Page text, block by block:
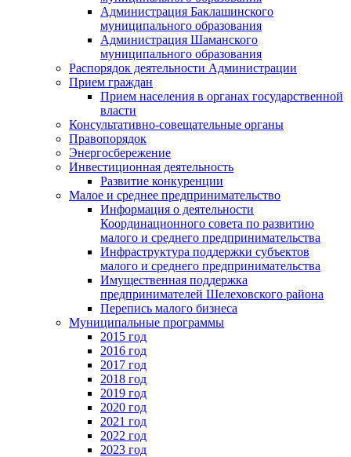
Администрация Баклашинского
муниципального образования
Администрация Шаманского
муниципального образования
Распорядок деятельности Администрации
Прием граждан
Прием населения в органах государственной
власти
Консультативно-совещательные органы
Правопорядок
Энергосбережение
Инвестиционная деятельность
Развитие конкуренции
Малое и среднее предпринимательство
Информация о деятельности
Координационного совета по развитию
малого и среднего предпринимательства
Инфраструктура поддержки субъектов
малого и среднего предпринимательства
Имущественная поддержка
предпринимателей Шелеховского района
Перепись малого бизнеса
Муниципальные программы
2015 год
2016 год
2017 год
2018 год
2019 год
2020 год
2021 год
2022 год
2023 год